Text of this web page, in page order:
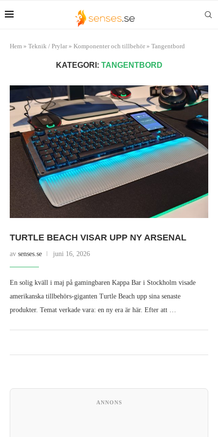
Hem » Teknik / Prylar» Komponenter och tillbehör» Tangentbord
KATEGORI: TANGENTBORD
TURTLE BEACH VISAR UPP NY ARSENAL
av senses.se juni 16, 2026
En solig kväll i maj på gamingbaren Kappa Bar i Stockholm visade
amerikanska tillbehörs-giganten Turtle Beach upp sina senaste
produkter. Temat verkade vara: en ny era är här. Efter att …
ANNONS